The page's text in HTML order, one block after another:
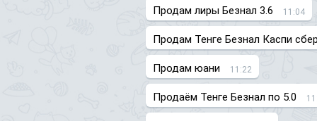
Продам лиры Безнал 3.6 11:04
Продам Тенге Безнал Каспи
Продам юани 11:22
Продаём Тенге Безнал по 5.0